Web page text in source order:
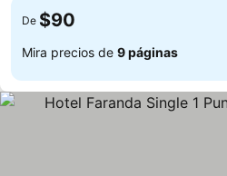
De $90
Mira precios de 9 páginas